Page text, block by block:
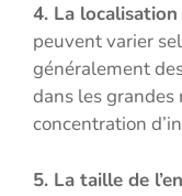
4. La
peuvent varier
généralement
dans les grandes
concentration
5. La taille de